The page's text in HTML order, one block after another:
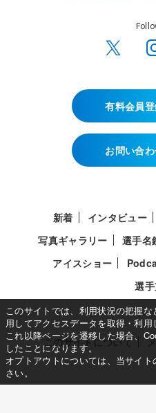
有料会員
お問い合
新着 インタビュー
写真ギャラリー
選手名
アイスショー
選
このサイトについて
このサイトでは、利用状況の把握
用してアクセスデータを取得・利用
これ以降ページを遷移した場合、
したことになります。
オプトアウトについては、当サイト
さい。